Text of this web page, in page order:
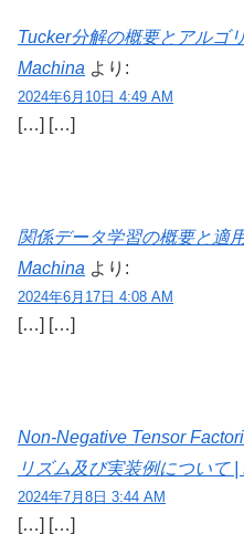
Tucker分解の概要とアルゴ
Machina より:
2024年6月10日 4:49 AM
[…] […]
関係データ学習の概要と適
Machina より:
2024年6月17日 4:08 AM
[…] […]
Non-Negative Tensor
リズム及び実装例について
2024年7月8日 3:44 AM
[…] […]